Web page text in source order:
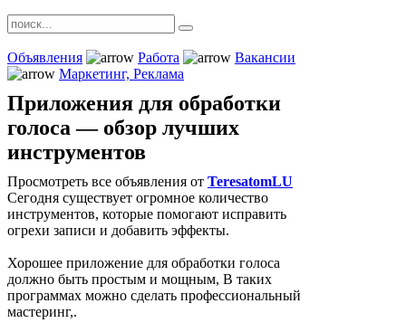
Объявления Работа
Вакансии
Маркетинг, Реклама
Приложения для обработки
голоса — обзор лучших
инструментов
Просмотреть все объявления от TeresatomLU
Сегодня существует огромное количество
инструментов, которые помогают исправить
огрехи записи и добавить эффекты.
Хорошее приложение для обработки голоса
должно быть простым и мощным, В таких
программах можно сделать профессиональный
мастеринг,.